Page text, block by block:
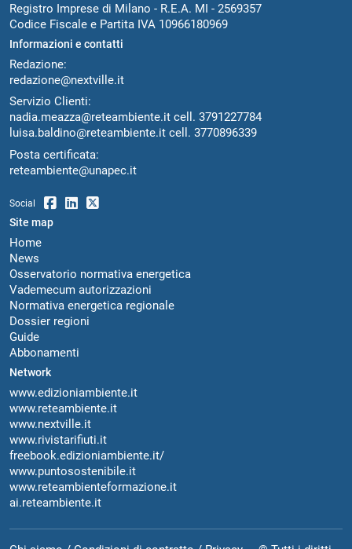
Registro Imprese di Milano - R.E.A. MI - 2569357
Codice Fiscale e Partita IVA 10966180969
Informazioni e contatti
Redazione:
redazione@nextville.it
Servizio Clienti:
nadia.meazza@reteambiente.it cell. 3791227784
luisa.baldino@reteambiente.it cell. 3770896339
Posta certificata:
reteambiente@unapec.it
Social
Site map
Home
News
Osservatorio normativa energetica
Vademecum autorizzazioni
Normativa energetica regionale
Dossier regioni
Guide
Abbonamenti
Network
www.edizioniambiente.it
www.reteambiente.it
www.nextville.it
www.rivistarifiuti.it
freebook.edizioniambiente.it/
www.puntosostenibile.it
www.reteambienteformazione.it
ai.reteambiente.it